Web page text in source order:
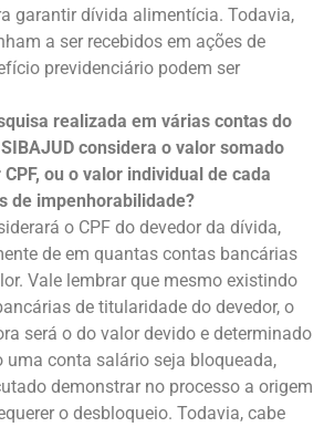
garantir dívida alimentícia. Todavia,
a ser recebidos em ações de
previdenciário podem ser
realizada em várias contas do
considera o valor somado
ou o valor individual de cada
de impenhorabilidade?
o CPF do devedor da dívida,
de em quantas contas bancárias
Vale lembrar que mesmo existindo
de titularidade do devedor, o
será o do valor devido e determinado
uma conta salário seja bloqueada,
demonstrar no processo a origem
o desbloqueio. Todavia, cabe